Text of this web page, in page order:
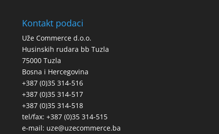
Kontakt podaci
Uže Commerce d.o.o.
Husinskih rudara bb Tuzla
75000 Tuzla
Bosna i Hercegovina
+387 (0)35 314-516
+387 (0)35 314-517
+387 (0)35 314-518
tel/fax: +387 (0)35 314-515
e-mail: uze@uzecommerce.ba